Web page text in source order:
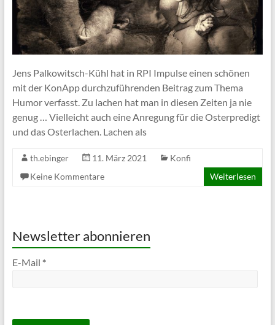
Jens Palkowitsch-Kühl hat in RPI Impulse einen schönen
mit der KonApp durchzuführenden Beitrag zum Thema
Humor verfasst. Zu lachen hat man in diesen Zeiten ja nie
genug … Vielleicht auch eine Anregung für die Osterpredigt
und das Osterlachen. Lachen als
th.ebinger 11. März 2021
Konfi
Keine Kommentare
Weiterlesen
Newsletter abonnieren
E-Mail *